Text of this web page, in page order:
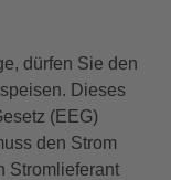
dürfen Sie den
Dieses
(EEG)
den Strom
Stromlieferant